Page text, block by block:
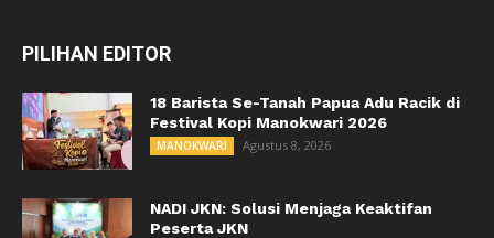
PILIHAN EDITOR
18 Barista Se-Tanah Papua Adu Racik di
Festival Kopi Manokwari 2026
MANOKWARI Agustus 8, 2026
NADI JKN: Solusi Menjaga Keaktifan
Peserta JKN